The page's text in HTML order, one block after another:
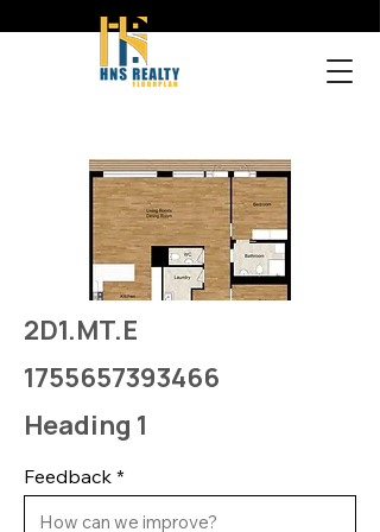
2D1.MT.E
1755657393466
Heading 1
Feedback